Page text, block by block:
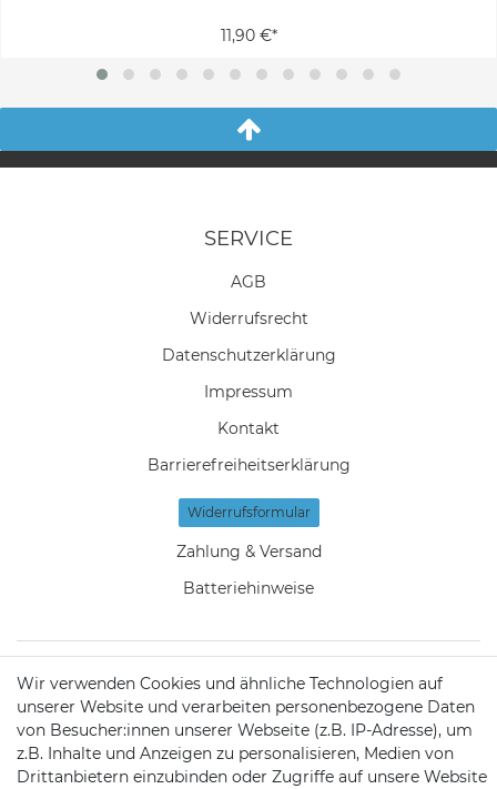
11,90 €*
SERVICE
AGB
Widerrufs­recht
Daten­schutz­erklärung
Impressum
Kontakt
Barrierefreiheitserklärung
Widerrufs­formular
Zahlung & Versand
Batteriehinweise
KONTAKT
Telefon:09721 / 9453362
Wir verwenden Cookies und ähnliche Technologien auf
unserer Website und verarbeiten personenbezogene Daten
von Besucher:innen unserer Webseite (z.B. IP-Adresse), um
z.B. Inhalte und Anzeigen zu personalisieren, Medien von
Drittanbietern einzubinden oder Zugriffe auf unsere Website